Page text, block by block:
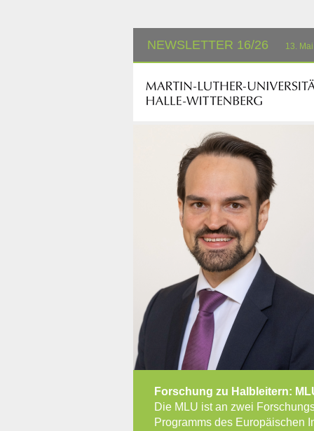
NEWSLETTER 16/26 13.
Forschung zu Halbleitern:
Die MLU ist an zwei
Programms des Europäischen